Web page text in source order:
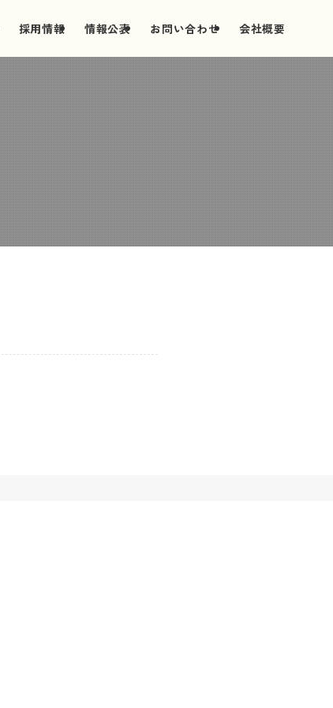
採用情報 情報公表 お問い合わせ 会社概要